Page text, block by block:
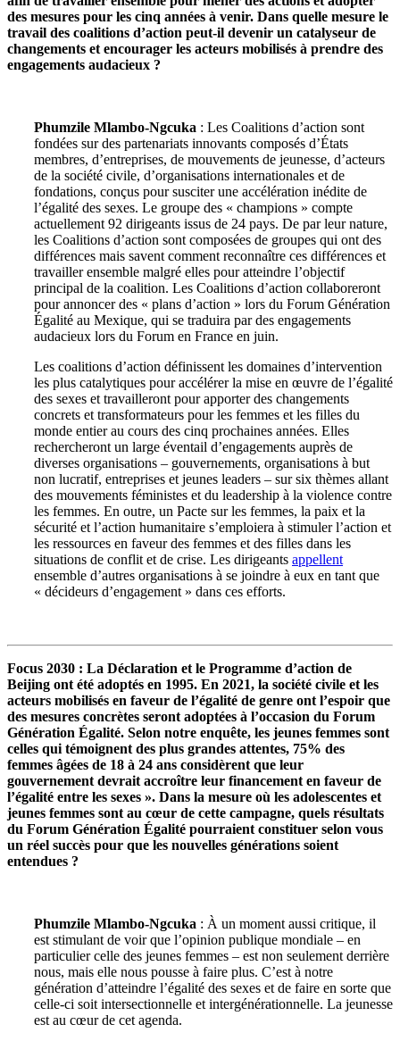
des mesures pour les cinq années à venir. Dans quelle mesure le
travail des coalitions d’action peut-il devenir un catalyseur de
changements et encourager les acteurs mobilisés à prendre des
engagements audacieux ?
Phumzile Mlambo-Ngcuka : Les Coalitions d’action sont
fondées sur des partenariats innovants composés d’États
membres, d’entreprises, de mouvements de jeunesse, d’acteurs
de la société civile, d’organisations internationales et de
fondations, conçus pour susciter une accélération inédite de
l’égalité des sexes. Le groupe des « champions » compte
actuellement 92 dirigeants issus de 24 pays. De par leur nature,
les Coalitions d’action sont composées de groupes qui ont des
différences mais savent comment reconnaître ces différences et
travailler ensemble malgré elles pour atteindre l’objectif
principal de la coalition. Les Coalitions d’action collaboreront
pour annoncer des « plans d’action » lors du Forum Génération
Égalité au Mexique, qui se traduira par des engagements
audacieux lors du Forum en France en juin.
Les coalitions d’action définissent les domaines d’intervention
les plus catalytiques pour accélérer la mise en œuvre de l’égalité
des sexes et travailleront pour apporter des changements
concrets et transformateurs pour les femmes et les filles du
monde entier au cours des cinq prochaines années. Elles
rechercheront un large éventail d’engagements auprès de
diverses organisations – gouvernements, organisations à but
non lucratif, entreprises et jeunes leaders – sur six thèmes allant
des mouvements féministes et du leadership à la violence contre
les femmes. En outre, un Pacte sur les femmes, la paix et la
sécurité et l’action humanitaire s’emploiera à stimuler l’action et
les ressources en faveur des femmes et des filles dans les
situations de conflit et de crise. Les dirigeants appellent
ensemble d’autres organisations à se joindre à eux en tant que
« décideurs d’engagement » dans ces efforts.
Focus 2030 : La Déclaration et le Programme d’action de
Beijing ont été adoptés en 1995. En 2021, la société civile et les
acteurs mobilisés en faveur de l’égalité de genre ont l’espoir que
des mesures concrètes seront adoptées à l’occasion du Forum
Génération Égalité. Selon notre enquête, les jeunes femmes sont
celles qui témoignent des plus grandes attentes, 75% des
femmes âgées de 18 à 24 ans considèrent que leur
gouvernement devrait accroître leur financement en faveur de
l’égalité entre les sexes ». Dans la mesure où les adolescentes et
jeunes femmes sont au cœur de cette campagne, quels résultats
du Forum Génération Égalité pourraient constituer selon vous
un réel succès pour que les nouvelles générations soient
entendues ?
Phumzile Mlambo-Ngcuka : À un moment aussi critique, il
est stimulant de voir que l’opinion publique mondiale – en
particulier celle des jeunes femmes – est non seulement derrière
nous, mais elle nous pousse à faire plus. C’est à notre
génération d’atteindre l’égalité des sexes et de faire en sorte que
celle-ci soit intersectionnelle et intergénérationnelle. La jeunesse
est au cœur de cet agenda.